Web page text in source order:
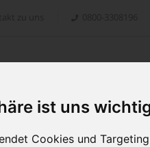
ist uns
Cookies und